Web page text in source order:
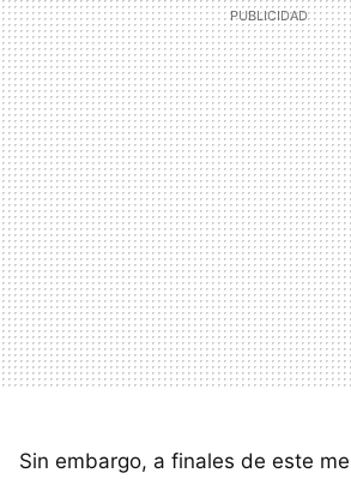
Sin embargo, a finales de este